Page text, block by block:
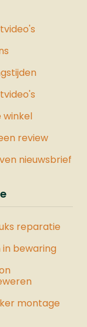
winkel
review
nieuwsbrief
reparatie
in bewaring
montage